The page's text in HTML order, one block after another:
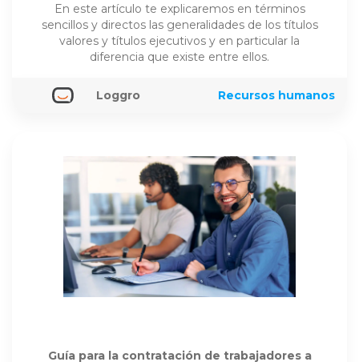
En este artículo te explicaremos en términos
sencillos y directos las generalidades de los títulos
valores y títulos ejecutivos y en particular la
diferencia que existe entre ellos.
Loggro Recursos humanos
Guía para la contratación de trabajadores a